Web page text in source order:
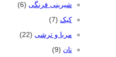
شیرینی فرنگی (6)
کیک (7)
مربا و ترشی (22)
نان (9)